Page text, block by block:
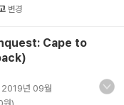
변경
Cape to
2019년 09월